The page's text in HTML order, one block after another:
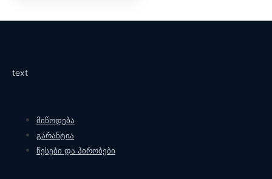
text
მიწოდება
გარანტია
წესები და პირობები